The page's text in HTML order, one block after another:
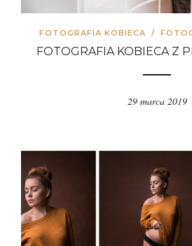
FOTOGRAFIA KOBIECA /
FOTOGRAFIA KOBIECA Z
29 marca 2019